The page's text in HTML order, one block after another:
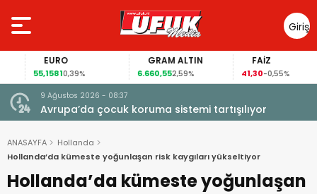
Giriş
Yap
EURO
55,15810,39%
GRAM ALTIN
6.660,552,59%
FAİZ
41,30 -0,55%
9 Ağustos 2026 - 08:37
Avrupa’da çocuk koruma sistemi tartışılıyor
ANASAYFA
Hollanda
Hollanda’da kümeste yoğunlaşan risk kaygıları yükseltiyor
Hollanda’da kümeste yoğunlaşan